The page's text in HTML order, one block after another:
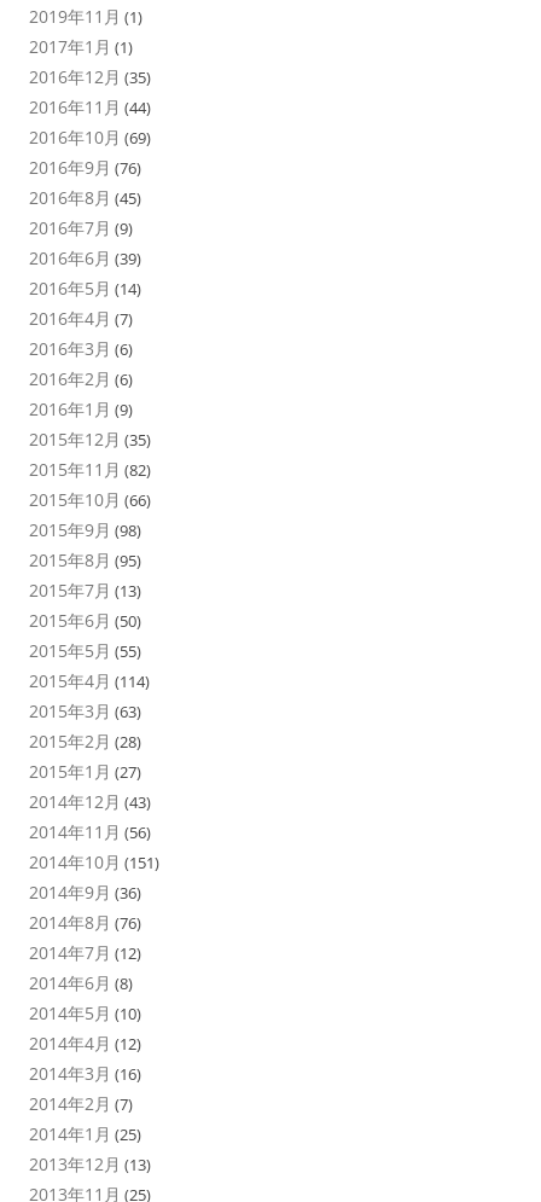
2019年11月 (1)
2017年1月 (1)
2016年12月 (35)
2016年11月 (44)
2016年10月 (69)
2016年9月 (76)
2016年8月 (45)
2016年7月 (9)
2016年6月 (39)
2016年5月 (14)
2016年4月 (7)
2016年3月 (6)
2016年2月 (6)
2016年1月 (9)
2015年12月 (35)
2015年11月 (82)
2015年10月 (66)
2015年9月 (98)
2015年8月 (95)
2015年7月 (13)
2015年6月 (50)
2015年5月 (55)
2015年4月 (114)
2015年3月 (63)
2015年2月 (28)
2015年1月 (27)
2014年12月 (43)
2014年11月 (56)
2014年10月 (151)
2014年9月 (36)
2014年8月 (76)
2014年7月 (12)
2014年6月 (8)
2014年5月 (10)
2014年4月 (12)
2014年3月 (16)
2014年2月 (7)
2014年1月 (25)
2013年12月 (13)
2013年11月 (25)